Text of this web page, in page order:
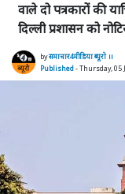
वाले दो पत्रकारों की
दिल्ली प्रशासन को
byसमाचार4मीडिया ब्यूरो ।।
Published- Thursday, 05